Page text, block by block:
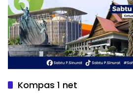
Kompas 1 net